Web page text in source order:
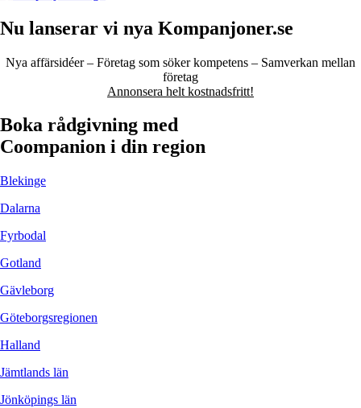
Nu lanserar vi nya Kompanjoner.se
Nya affärsidéer – Företag som söker kompetens – Samverkan mellan
företag
Annonsera helt kostnadsfritt!
Boka rådgivning med
Coompanion i din region
Blekinge
Dalarna
Fyrbodal
Gotland
Gävleborg
Göteborgsregionen
Halland
Jämtlands län
Jönköpings län